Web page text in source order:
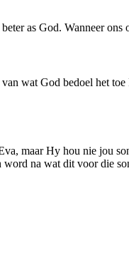
as God. Wanneer
wat God bedoel het
maar Hy hou nie jou
na wat dit voor die